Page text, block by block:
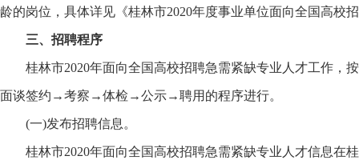
龄的岗位，具体详见《桂林市2020年度事业单位面向全国高校
三、招聘程序
桂林市2020年面向全国高校招聘急需紧缺专业人才工作
面谈签约→考察→体检→公示→聘用的程序进行。
(一)发布招聘信息。
桂林市2020年面向全国高校招聘急需紧缺专业人才信息在桂